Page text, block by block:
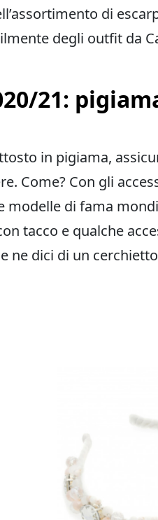
di
degli outfit da
21:
in pigiama,
Come? Con gli
modelle di fama
tacco e qualche
ne dici di un